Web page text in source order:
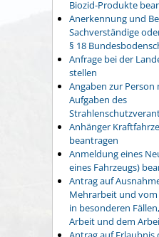
Biozid-Produkte
Anerkennung und
Sachverständige
§ 18
Anfrage bei der
stellen
Angaben zur
Aufgaben des
Anhänger
beantragen
Anmeldung eines
eines Fahrzeugs)
Antrag auf
Mehrarbeit und
in besonderen
Arbeit und dem